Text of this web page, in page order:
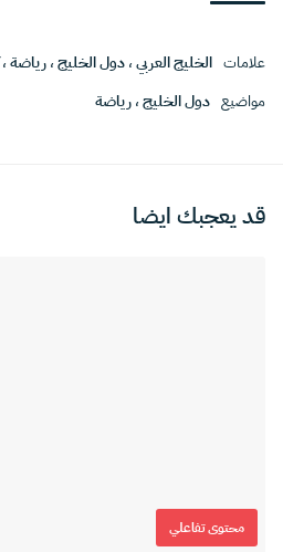
علامات الخليج العربي،دول الخليج،رياضة،
مواضيع دول الخليج،رياضة
قد يعجبك ايضا
محتوى تفاعلي